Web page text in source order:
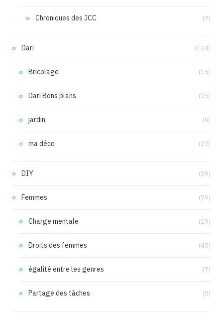
Chroniques des JCC (7)
Dari (124)
Bricolage (15)
Dari Bons plans (23)
jardin (9)
ma déco (27)
DIY (39)
Femmes (79)
Charge mentale (19)
Droits des femmes (45)
égalité entre les genres (7)
Partage des tâches (5)